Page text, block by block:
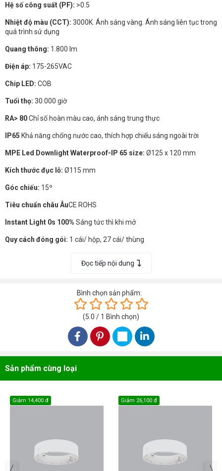
Hệ số công suất (PF): >0.5
Nhiệt độ màu (CCT): 3000K. Ánh sáng vàng. Ánh sáng liên tục trong
quá trình sử dụng
Quang thông: 1.800 lm
Điện áp: 175-265VAC
Chip LED: COB
Tuổi thọ: 30.000 giờ
RA> 80Chỉ số hoàn màu cao, ánh sáng trung thực
IP65 Khả năng chống nước cao, thích hợp chiếu sáng ngoài trời
MPE Led Downlight Waterproof-IP 65 size: Ø125 x 120 mm
Kích thước đục lỗ: Ø115 mm
Góc chiếu: 15º
Tiêu chuẩn châu ÂuCE ROHS
Instant Light 0s 100% Sáng tức thì khi mở
Quy cách đóng gói: 1 cái/ hộp, 27 cái/ thùng
vực ẩm thấp nhiều hơi nước như: mái hiên, phòng vệ sinh...
Đọc tiếp nội dung
Bình chọn sản phẩm:
(5.0 / 1 Bình chọn)
Sản phẩm cùng loại
Giảm 14,400 đ Giảm 26,100 đ